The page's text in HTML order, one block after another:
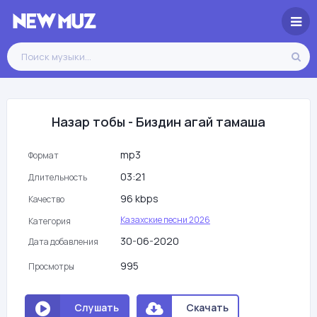
Назар тобы - Биздин агай тамаша
Формат mp3
Длительность 03:21
Качество 96 kbps
Категория
Казахские песни 2026
Дата добавления
30-06-2020
Просмотры 995
Слушать Скачать